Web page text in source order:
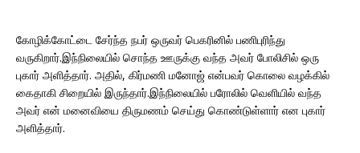
கோழிக்கோட்டை சேர்ந்த நபர் ஒருவர் பெகரினில் பணிபுரிந்து
வருகிறார்.இந்நிலையில் சொந்த ஊருக்கு வந்த அவர் போலிசில் ஒரு
புகார் அளித்தார். அதில், கிர்மணி மனோஜ் என்பவர் கொலை வழக்கில்
கைதாகி சிறையில் இருந்தார்.இந்நிலையில் பரோலில் வெளியில் வந்த
அவர் என் மனைவியை திருமணம் செய்து கொண்டுள்ளார் என புகார்
அளித்தார்.